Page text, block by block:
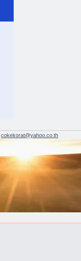
cokekorat@yahoo.co.th